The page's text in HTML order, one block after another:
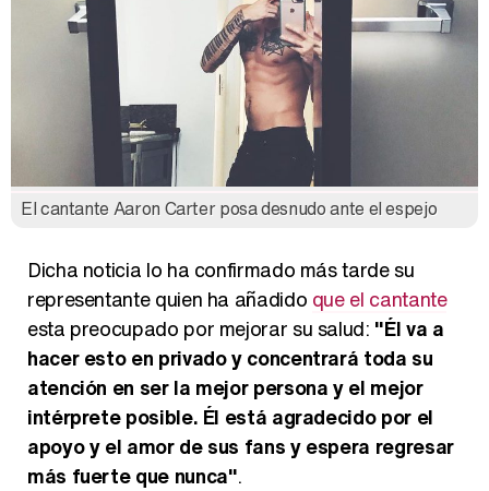
El cantante Aaron Carter posa desnudo ante el espejo
Dicha noticia lo ha confirmado más tarde su
representante quien ha añadido que el cantante
esta preocupado por mejorar su salud: "Él va a
hacer esto en privado y concentrará toda su
atención en ser la mejor persona y el mejor
intérprete posible. Él está agradecido por el
apoyo y el amor de sus fans y espera regresar
más fuerte que nunca".